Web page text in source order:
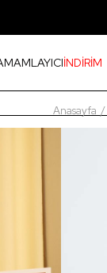
İNDİRİM
Anasayfa